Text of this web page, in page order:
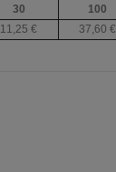
30 100
11,25 € 37,60 €